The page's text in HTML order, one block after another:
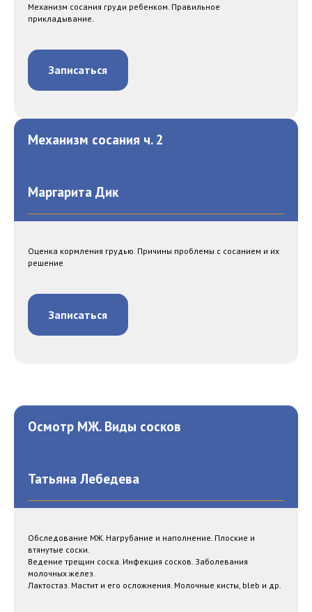
Механизм сосания груди ребенком. Правильное
прикладывание.
Записаться
Механизм сосания ч. 2
Маргарита Дик
Оценка кормления грудью. Причины проблемы с сосанием и их
решение
Записаться
Осмотр МЖ. Виды сосков
Татьяна Лебедева
Обследование МЖ. Нагрубание и наполнение. Плоские и
втянутые соски.
Ведение трещин соска. Инфекция сосков. Заболевания
молочных желез.
Лактостаз. Мастит и его осложнения. Молочные кисты, bleb и др.